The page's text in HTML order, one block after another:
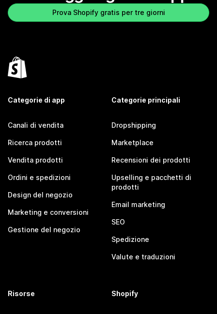
Prova Shopify gratis per tre giorni
Categorie di app
Canali di vendita
Ricerca prodotti
Vendita prodotti
Ordini e spedizioni
Design del negozio
Marketing e conversioni
Gestione del negozio
Categorie principali
Dropshipping
Marketplace
Recensioni dei prodotti
Upselling e pacchetti di
prodotti
Email marketing
SEO
Spedizione
Valute e traduzioni
Risorse Shopify